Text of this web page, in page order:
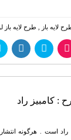
لایه باز , طرح لایه باز
: کامبیز راد
است . هرگونه